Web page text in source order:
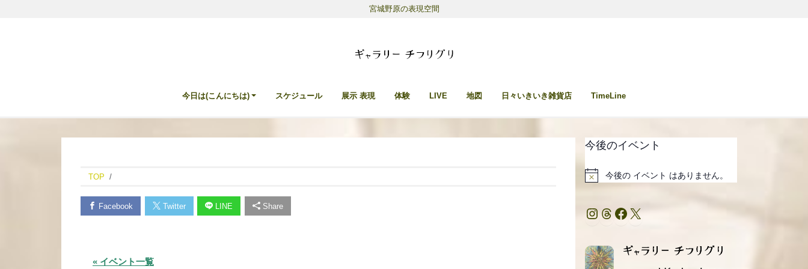
宮城野原の表現空間
今日は(こんにちは) スケジュール 展示 表現 体験 LIVE 地図 日々いきいき雑貨店 TimeLine
TOP
Facebook Twitter LINE Share
« イベント一覧
今後のイベント
Notice今後の イベント はありません。